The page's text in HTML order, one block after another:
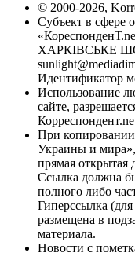
© 2000-2026,
Субъект в сфере
ХАРКІВСЬКЕ
Идентификатор
Использование
сайте,
При
Украины и мира»,
прямая открытая
Ссылка должна
полного либо
Гиперссылка
размещена в
материала.
Новости с